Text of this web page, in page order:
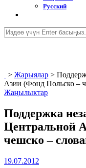
Русский
> Жарыялар >
Азии (Фонд Польско –
Жаңылыктар
Поддержка
Центральной
чешско –
19.07.2012